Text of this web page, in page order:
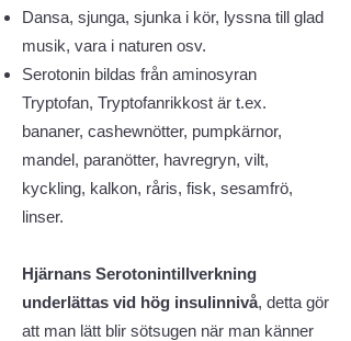
Dansa, sjunga, sjunka i kör, lyssna till glad
musik, vara i naturen osv.
Serotonin bildas från aminosyran
Tryptofan, Tryptofanrikkost är t.ex.
bananer, cashewnötter, pumpkärnor,
mandel, paranötter, havregryn, vilt,
kyckling, kalkon, råris, fisk, sesamfrö,
linser.
Hjärnans Serotonintillverkning
underlättas vid hög insulinnivå, detta gör
att man lätt blir sötsugen när man känner